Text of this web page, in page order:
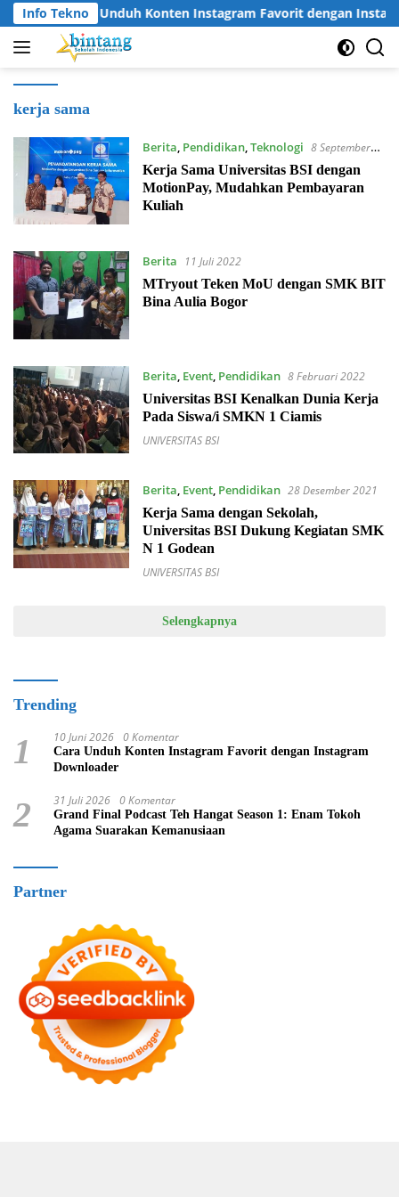
Langsung
ke
konten
Info TeknoCara Unduh Konten Instagram Favorit dengan
kerja sama
Berita, Pendidikan,Teknologi 8 September
2022
Kerja Sama Universitas BSI dengan
MotionPay, Mudahkan Pembayaran
Kuliah
Berita
11 Juli 2022
MTryout Teken MoU dengan SMK BIT
Bina Aulia Bogor
Berita, Event, Pendidikan 8 Februari 2022
Universitas BSI Kenalkan Dunia Kerja
Pada Siswa/i SMKN 1 Ciamis
UNIVERSITAS BSI
Berita, Event, Pendidikan 28 Desember 2021
Kerja Sama dengan Sekolah,
Universitas BSI Dukung Kegiatan SMK
N 1 Godean
UNIVERSITAS BSI
Selengkapnya
Trending
1 10 Juni 2026 0 Komentar
Cara Unduh Konten Instagram Favorit dengan Instagram
Downloader
2 31 Juli 2026 0 Komentar
Grand Final Podcast Teh Hangat Season 1: Enam Tokoh
Agama Suarakan Kemanusiaan
Partner